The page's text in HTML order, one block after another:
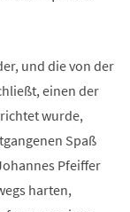
und die von der
einen der
wurde,
Spaß
Pfeiffer
harten,